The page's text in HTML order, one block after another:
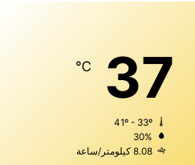
37
℃
30%
8.08 كيلومتر/ساعة